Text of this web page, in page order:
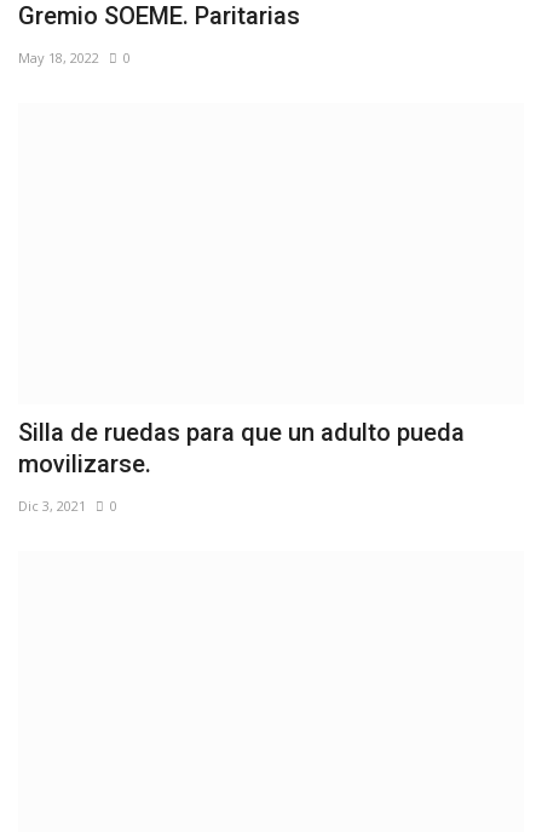
Gremio SOEME. Paritarias
May 18, 2022 0
Silla de ruedas para que un adulto pueda
movilizarse.
Dic 3, 2021 0